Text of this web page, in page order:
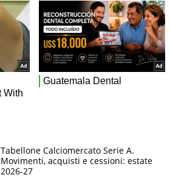
Tabellone Calciomercato Serie A.
Movimenti, acquisti e cessioni: estate
2026-27